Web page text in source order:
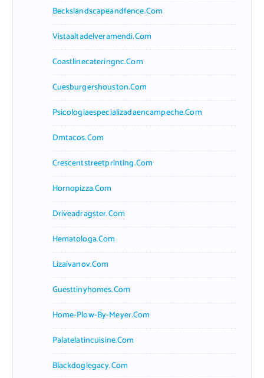
Beckslandscapeandfence.com
Vistaaltadelveramendi.com
Coastlinecateringnc.com
Cuesburgershouston.com
Psicologiaespecializadaencampeche.com
Dmtacos.com
Crescentstreetprinting.com
Hornopizza.com
Driveadragster.com
Hematologa.com
Lizaivanov.com
Guesttinyhomes.com
Home-Plow-By-Meyer.com
Palatelatincuisine.com
Blackdoglegacy.com